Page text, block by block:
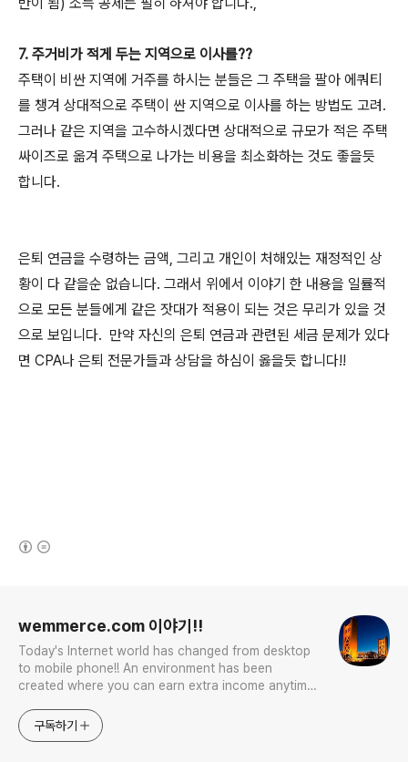
7. 주거비가 적게 두는 지역으로 이사를??
주택이 비싼 지역에 거주를 하시는 분들은 그 주택을 팔아 에쿼티
를 챙겨 상대적으로 주택이 싼 지역으로 이사를 하는 방법도 고려.
그러나 같은 지역을 고수하시겠다면 상대적으로 규모가 적은 주택
싸이즈로 옮겨 주택으로 나가는 비용을 최소화하는 것도 좋을듯
합니다.
은퇴 연금을 수령하는 금액, 그리고 개인이 처해있는 재정적인 상
황이 다 같을순 없습니다. 그래서 위에서 이야기 한 내용을 일률적
으로 모든 분들에게 같은 잣대가 적용이 되는 것은 무리가 있을 것
으로 보입니다. 만약 자신의 은퇴 연금과 관련된 세금 문제가 있다
면 CPA나 은퇴 전문가들과 상담을 하심이 옳을듯 합니다!!
wemmerce.com 이야기!!
Today's Internet world has changed from desktop
to mobile phone!! An environment has been
created where you can earn extra income anytime,
competition. Now let’s turn our eyes to the world!
You can enter
구독하기